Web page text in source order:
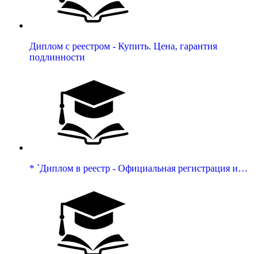
Диплом с реестром - Купить. Цена, гарантия
подлинности
* `Диплом в реестр - Официальная регистрация и…